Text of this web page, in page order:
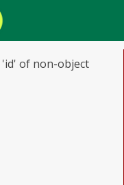
of non-object